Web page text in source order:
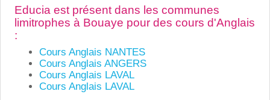
Educia est présent dans les communes
limitrophes à Bouaye pour des cours d'Anglais
:
Cours Anglais NANTES
Cours Anglais ANGERS
Cours Anglais LAVAL
Cours Anglais LAVAL